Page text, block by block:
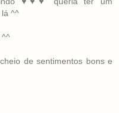
lá ^^
^^
de sentimentos bons e